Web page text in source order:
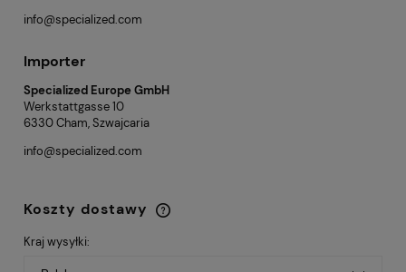
info@specialized.com
Importer
Specialized Europe GmbH
Werkstattgasse 10
6330 Cham, Szwajcaria
info@specialized.com
Koszty dostawy
Cena nie zawiera ewentualnych kosztów
płatności
Kraj wysyłki: